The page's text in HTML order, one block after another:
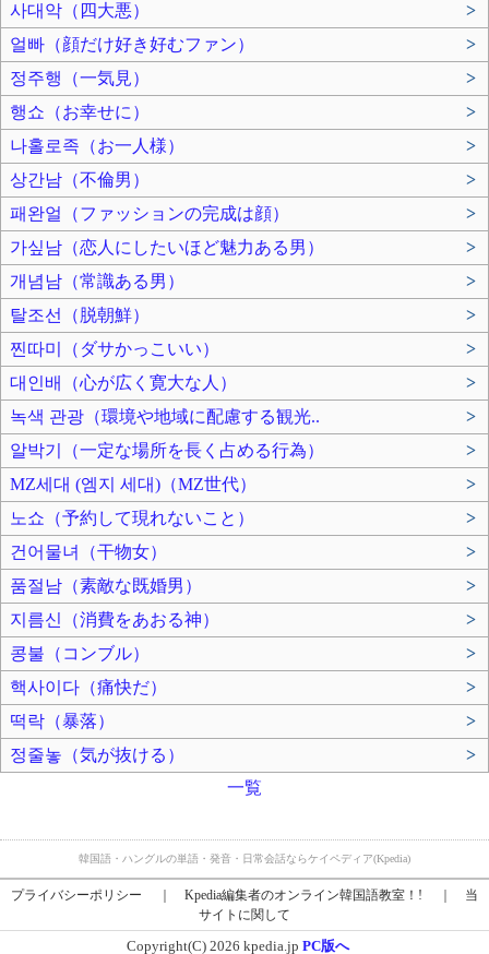
사대악（四大悪）
>
얼빠（顔だけ好き好むファン）
>
정주행（一気見）
>
행쇼（お幸せに）
>
나홀로족（お一人様）
>
상간남（不倫男）
>
패완얼（ファッションの完成は顔）
>
가싶남（恋人にしたいほど魅力ある男）
>
개념남（常識ある男）
>
탈조선（脱朝鮮）
>
찐따미（ダサかっこいい）
>
대인배（心が広く寛大な人）
>
녹색 관광（環境や地域に配慮する観光..
>
알박기（一定な場所を長く占める行為）
>
MZ세대 (엠지 세대)（MZ世代）
>
노쇼（予約して現れないこと）
>
건어물녀（干物女）
>
품절남（素敵な既婚男）
>
지름신（消費をあおる神）
>
콩불（コンブル）
>
핵사이다（痛快だ）
>
떡락（暴落）
>
정줄놓（気が抜ける）
>
一覧
韓国語・ハングルの単語・発音・日常会話ならケイペディア(Kpedia)
プライバシーポリシー Kpedia編集者のオンライン韓国語教室！!
当
サイトに関して
Copyright(C) 2026 kpedia.jp PC版へ